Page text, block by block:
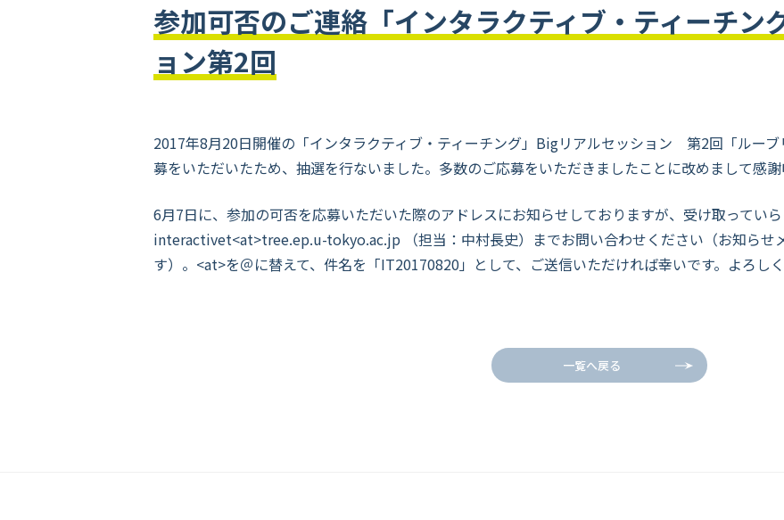
参加可否のご連絡「インタラクティブ・ティーチン
ョン第2回
2017年8月20日開催の 「インタラクティブ・ティーチング」Bigリアルセッション 第2回「ルーブ
募をいただいたため、抽選を行ないました。多数のご応募をいただきましたことに改めまして感謝
6月7日に、参加の可否を応募いただいた際のアドレスにお知らせしておりますが、受け取っていら
interactivet<at>tree.ep.u-tokyo.ac.jp （担当：中村長史）までお問い合わせください（お知らせ
す）。<at>を＠に替えて、件名を「IT20170820」として、ご送信いただければ幸いです。よろしく
一覧へ戻る